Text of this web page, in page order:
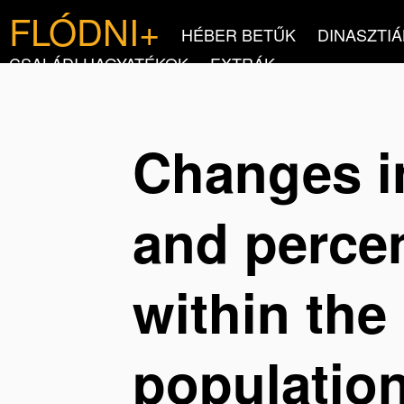
FLÓDNI+ HÉBER BETŰK
CSALÁDI HAGYATÉKOK
EXTRÁK
Changes
and
within the